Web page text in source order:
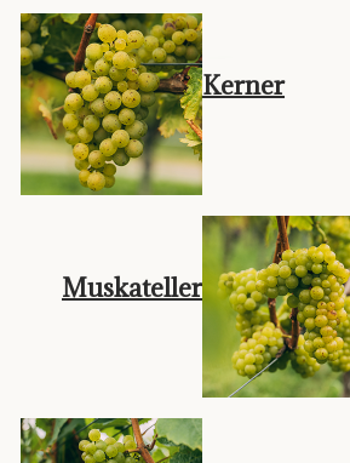
Kerner
Muskateller